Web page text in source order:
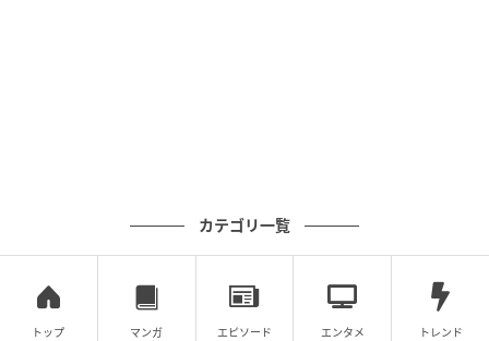
カテゴリ一覧
トップ マンガ エピソード エンタメ トレンド